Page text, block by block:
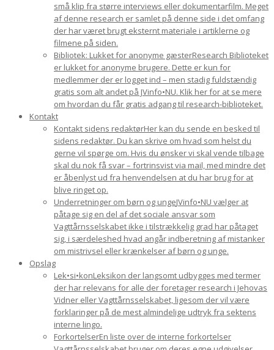
små klip fra større interviews eller dokumentarfilm. Meget
af denne research er samlet på denne side i det omfang
der har været brugt eksternt materiale i artiklerne og
filmene på siden.
Bibliotek: Lukket for anonyme gæsterResearch Biblioteket
er lukket for anonyme brugere. Dette er kun for
medlemmer der er logget ind – men stadig fuldstændig
gratis som alt andet på JVinfo•NU. Klik her for at se mere
om hvordan du får gratis adgang til research-biblioteket.
Kontakt
Kontakt sidens redaktørHer kan du sende en besked til
sidens redaktør. Du kan skrive om hvad som helst du
gerne vil spørge om. Hvis du ønsker vi skal vende tilbage
skal du nok få svar – fortrinsvist via mail, med mindre det
er åbenlyst ud fra henvendelsen at du har brug for at
blive ringet op.
Underretninger om børn og ungeJVinfo•NU vælger at
påtage sig en del af det sociale ansvar som
Vagttårnsselskabet ikke i tilstrækkelig grad har påtaget
sig, i særdeleshed hvad angår indberetning af mistanker
om mistrivsel eller krænkelser af børn og unge.
Opslag
Lek•si•konLeksikon der langsomt udbygges med termer
der har relevans for alle der foretager research i Jehovas
Vidner eller Vagttårnsselskabet, ligesom der vil være
forklaringer på de mest almindelige udtryk fra sektens
interne lingo.
ForkortelserEn liste over de interne forkortelser